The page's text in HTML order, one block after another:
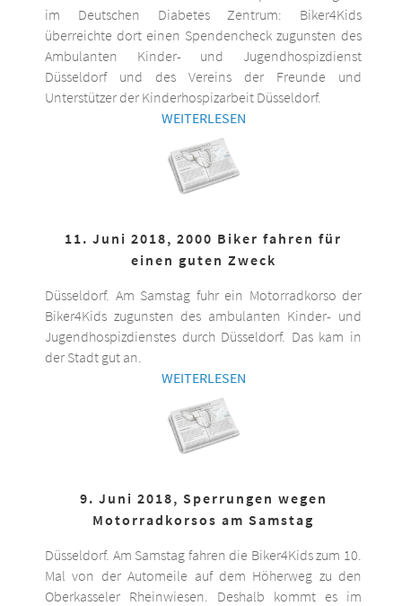
im Deutschen Diabetes Zentrum: Biker4Kids
überreichte dort einen Spendencheck zugunsten des
Ambulanten Kinder- und Jugendhospizdienst
Düsseldorf und des Vereins der Freunde und
Unterstützer der Kinderhospizarbeit Düsseldorf.
WEITERLESEN
11. Juni 2018, 2000 Biker fahren für
einen guten Zweck
Düsseldorf. Am Samstag fuhr ein Motorradkorso der
Biker4Kids zugunsten des ambulanten Kinder- und
Jugendhospizdienstes durch Düsseldorf. Das kam in
der Stadt gut an.
WEITERLESEN
9. Juni 2018, Sperrungen wegen
Motorradkorsos am Samstag
Düsseldorf. Am Samstag fahren die Biker4Kids zum 10.
Mal von der Automeile auf dem Höherweg zu den
Oberkasseler Rheinwiesen. Deshalb kommt es im